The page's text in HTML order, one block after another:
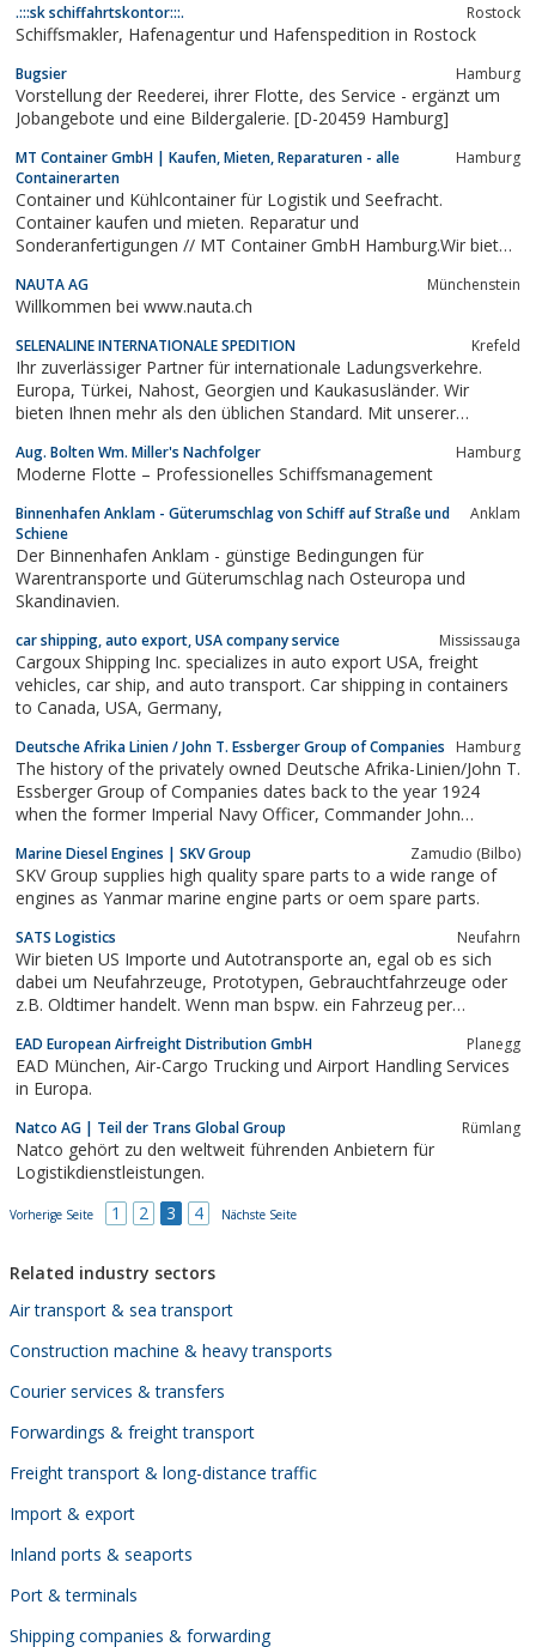
Lagermöglichkeiten, die eine optimale Schiffsabfertigung
unterstützen.
.:::sk schiffahrtskontor:::. Rostock
Schiffsmakler, Hafenagentur und Hafenspedition in Rostock
Bugsier Hamburg
Vorstellung der Reederei, ihrer Flotte, des Service - ergänzt um
Jobangebote und eine Bildergalerie. [D-20459 Hamburg]
MT Container GmbH | Kaufen, Mieten, Reparaturen - alle
Containerarten
Hamburg
Container und Kühlcontainer für Logistik und Seefracht.
Container kaufen und mieten. Reparatur und
Sonderanfertigungen // MT Container GmbH Hamburg.Wir bieten
Seefracht. √ Verkauf √ Vermietung √ Reparaturen √
Sonderanfertigungen. Erfahren Sie jetzt mehr!
NAUTA AG Münchenstein
Willkommen bei www.nauta.ch
SELENALINE INTERNATIONALE SPEDITION Krefeld
Ihr zuverlässiger Partner für internationale Ladungsverkehre.
Europa, Türkei, Nahost, Georgien und Kaukasusländer. Wir
bieten Ihnen mehr als den üblichen Standard. Mit unserer
im In-und Ausland. Mit Vielzahl fester Subunternehmer und
Zollagenturen und Partnern...
Aug. Bolten Wm. Miller's Nachfolger Hamburg
Moderne Flotte – Professionelles Schiffsmanagement
Binnenhafen Anklam - Güterumschlag von Schiff auf Straße und
Schiene
Anklam
Der Binnenhafen Anklam - günstige Bedingungen für
Warentransporte und Güterumschlag nach Osteuropa und
Skandinavien.
car shipping, auto export, USA company service Mississauga
Cargoux Shipping Inc. specializes in auto export USA, freight
vehicles, car ship, and auto transport. Car shipping in containers
to Canada, USA, Germany,
Deutsche Afrika Linien / John T. Essberger Group of Companies Hamburg
The history of the privately owned Deutsche Afrika-Linien/John T.
Essberger Group of Companies dates back to the year 1924
when the former Imperial Navy Officer, Commander John
shipowner in Hamburg/Germany. Today the company, which has
meanwhile become highly...
Marine Diesel Engines | SKV Group Zamudio (Bilbo)
SKV Group supplies high quality spare parts to a wide range of
engines as Yanmar marine engine parts or oem spare parts.
SATS Logistics Neufahrn
Wir bieten US Importe und Autotransporte an, egal ob es sich
dabei um Neufahrzeuge, Prototypen, Gebrauchtfahrzeuge oder
z.B. Oldtimer handelt. Wenn man bspw. ein Fahrzeug per
sind wir der richtige Ansprechpartner. Durch den engen Kontakt
zu Agenten in den wichtigsten...
EAD European Airfreight Distribution GmbH Planegg
EAD München, Air-Cargo Trucking und Airport Handling Services
in Europa.
Natco AG | Teil der Trans Global Group Rümlang
Natco gehört zu den weltweit führenden Anbietern für
Logistikdienstleistungen.
Vorherige Seite 1 2 3 4 Nächste Seite
Related industry sectors
Air transport & sea transport
Construction machine & heavy transports
Courier services & transfers
Forwardings & freight transport
Freight transport & long-distance traffic
Import & export
Inland ports & seaports
Port & terminals
Shipping companies & forwarding